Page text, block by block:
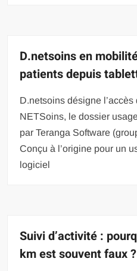
D.netsoins en
patients depuis
D.netsoins désigne
NETSoins, le dossier
par Teranga Software
Conçu à l’origine pour un
logiciel
Suivi d’activité :
km est souvent faux ?